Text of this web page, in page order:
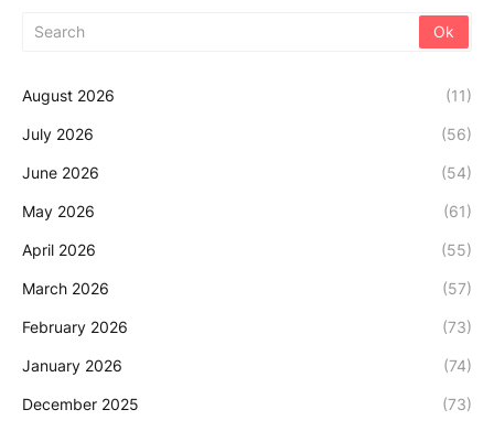
August 2026 (11)
July 2026 (56)
June 2026 (54)
May 2026 (61)
April 2026 (55)
March 2026 (57)
February 2026 (73)
January 2026 (74)
December 2025 (73)